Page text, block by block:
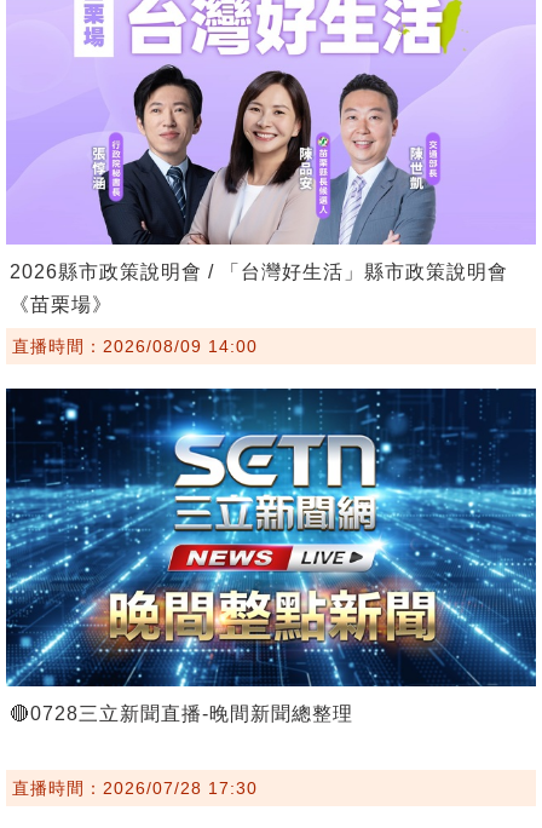
2026縣市政策說明會 / 「台灣好生活」縣市政策說明會
《苗栗場》
直播時間：2026/08/09 14:00
🔴0728三立新聞直播-晚間新聞總整理
直播時間：2026/07/28 17:30